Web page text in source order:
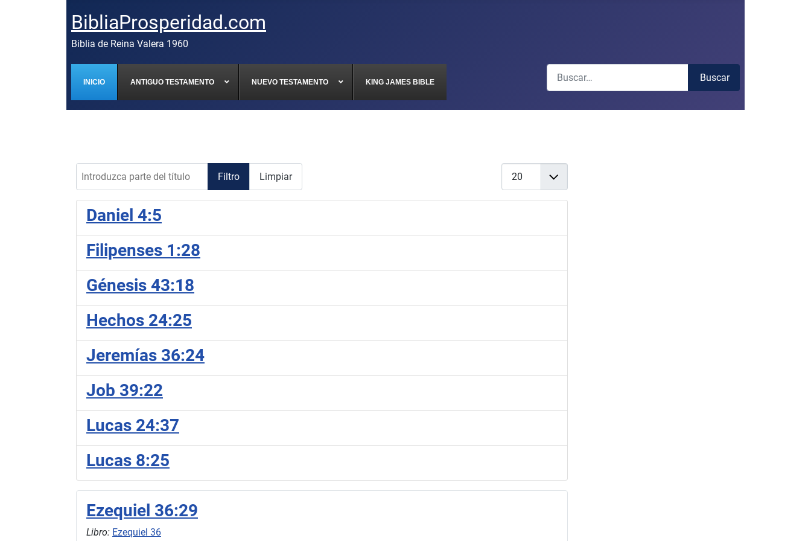
BibliaProsperidad.com
Biblia de Reina Valera 1960
INICIO ANTIGUO TESTAMENTO NUEVO TESTAMENTO KING JAMES BIBLE
Buscar
Buscar
Filtro Limpiar
Daniel 4:5
Filipenses 1:28
Génesis 43:18
Hechos 24:25
Jeremías 36:24
Job 39:22
Lucas 24:37
Lucas 8:25
Ezequiel 36:29
Libro: Ezequiel 36